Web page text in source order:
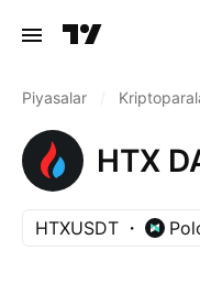
Piyasalar
HTX
HTXUSDT